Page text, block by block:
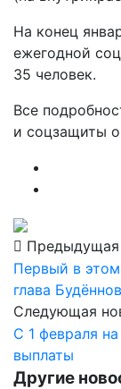
На конец
ежегодной
35 человек.
Все
и соцзащиты
Предыдущая
Первый в
глава
Следующая
С 1 февраля
выплаты
Другие